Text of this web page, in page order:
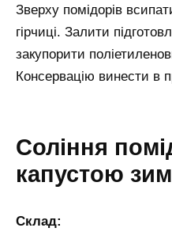
Зверху помідорів
гірчиці. Залити
закупорити
Консервацію винести в
Соління
капустою
Склад: